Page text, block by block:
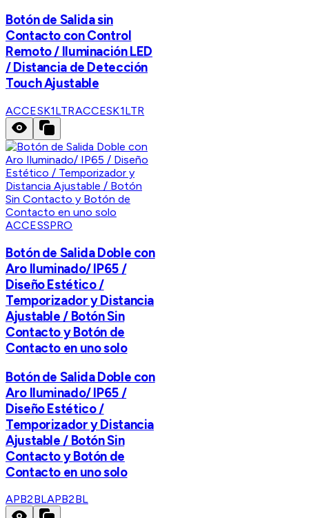
Botón de Salida sin
Contacto con Control
Remoto / Iluminación LED
/ Distancia de Detección
Touch Ajustable
ACCESK1LTRACCESK1LTR
ACCESSPRO
Botón de Salida Doble con
Aro Iluminado/ IP65 /
Diseño Estético /
Temporizador y Distancia
Ajustable / Botón Sin
Contacto y Botón de
Contacto en uno solo
Botón de Salida Doble con
Aro Iluminado/ IP65 /
Diseño Estético /
Temporizador y Distancia
Ajustable / Botón Sin
Contacto y Botón de
Contacto en uno solo
APB2BLAPB2BL